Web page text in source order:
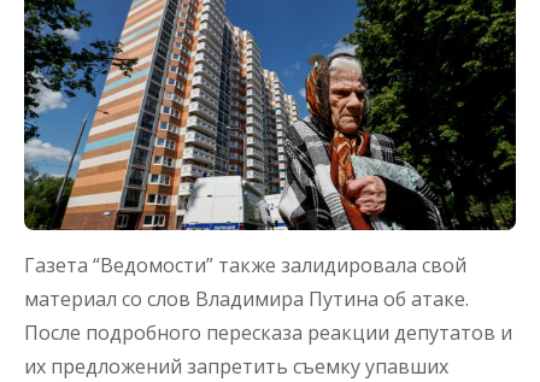
Газета “Ведомости” также залидировала свой
материал со слов Владимира Путина об атаке.
После подробного пересказа реакции депутатов и
их предложений запретить съемку упавших